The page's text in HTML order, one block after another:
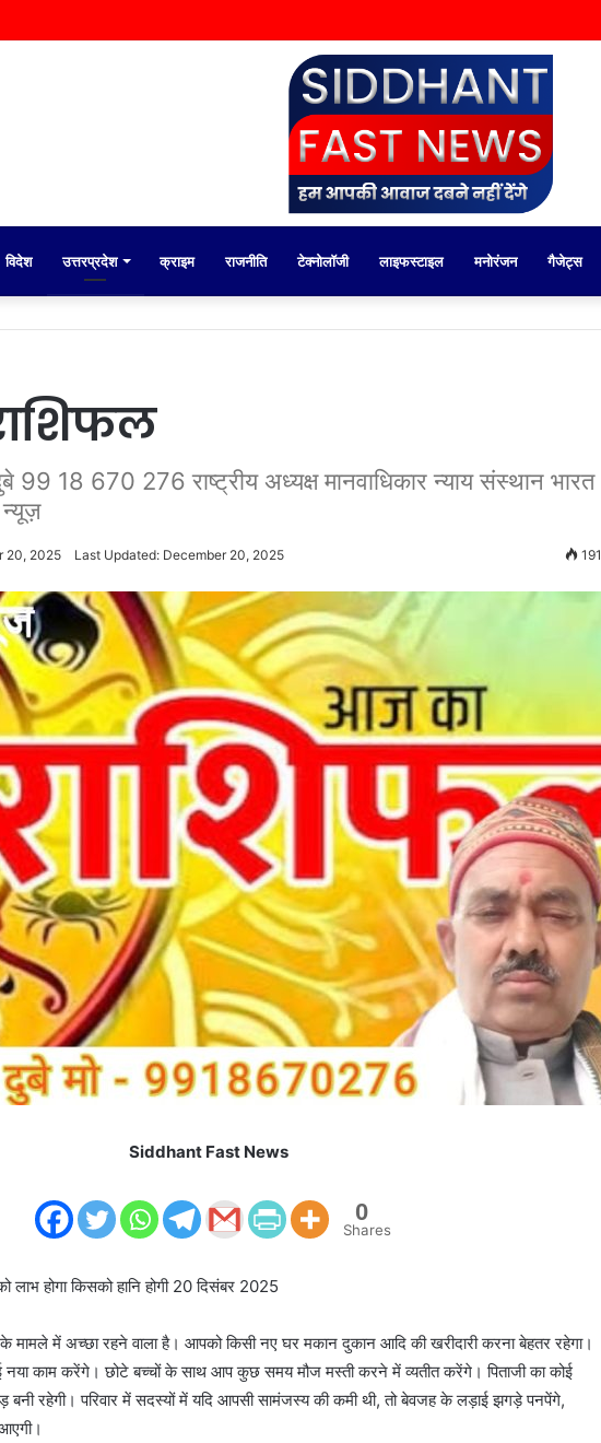
विदेश उत्तरप्रदेश क्राइम राजनीति टेक्नोलॉजी लाइफस्टाइल मनोरंजन गैजेट्स
99 18 670 276 राष्ट्रीय अध्यक्ष मानवाधिकार न्याय संस्थान भारत
न्यूज़
20, 2025 Last Updated: December 20, 2025 191
Siddhant Fast News
0
Shares
होगा किसको हानि होगी 20 दिसंबर 2025
मामले में अच्छा रहने वाला है। आपको किसी नए घर मकान दुकान आदि की खरीदारी करना बेहतर रहेगा।
काम करेंगे। छोटे बच्चों के साथ आप कुछ समय मौज मस्ती करने में व्यतीत करेंगे। पिताजी का कोई
बनी रहेगी। परिवार में सदस्यों में यदि आपसी सामंजस्य की कमी थी, तो बेवजह के लड़ाई झगड़े पनपेंगे,